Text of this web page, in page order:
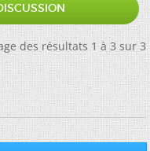
des résultats 1 à 3 sur 3